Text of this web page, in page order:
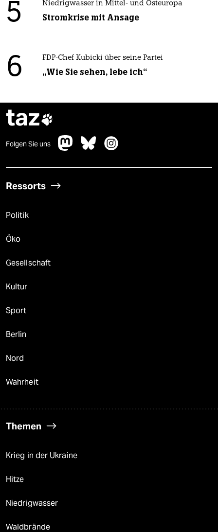
5 Niedrigwasser in Mittel- und Osteuropa
Stromkrise mit Ansage
6 FDP-Chef Kubicki über seine Partei
„Wie Sie sehen, lebe ich“
taz
Folgen Sie uns
Ressorts
Politik
Öko
Gesellschaft
Kultur
Sport
Berlin
Nord
Wahrheit
Themen
Krieg in der Ukraine
Hitze
Niedrigwasser
Waldbrände